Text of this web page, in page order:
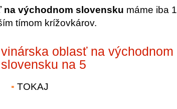
na východnom slovensku máme iba 1
tímom krížovkárov.
vinárska oblasť na východnom
slovensku na 5
TOKAJ